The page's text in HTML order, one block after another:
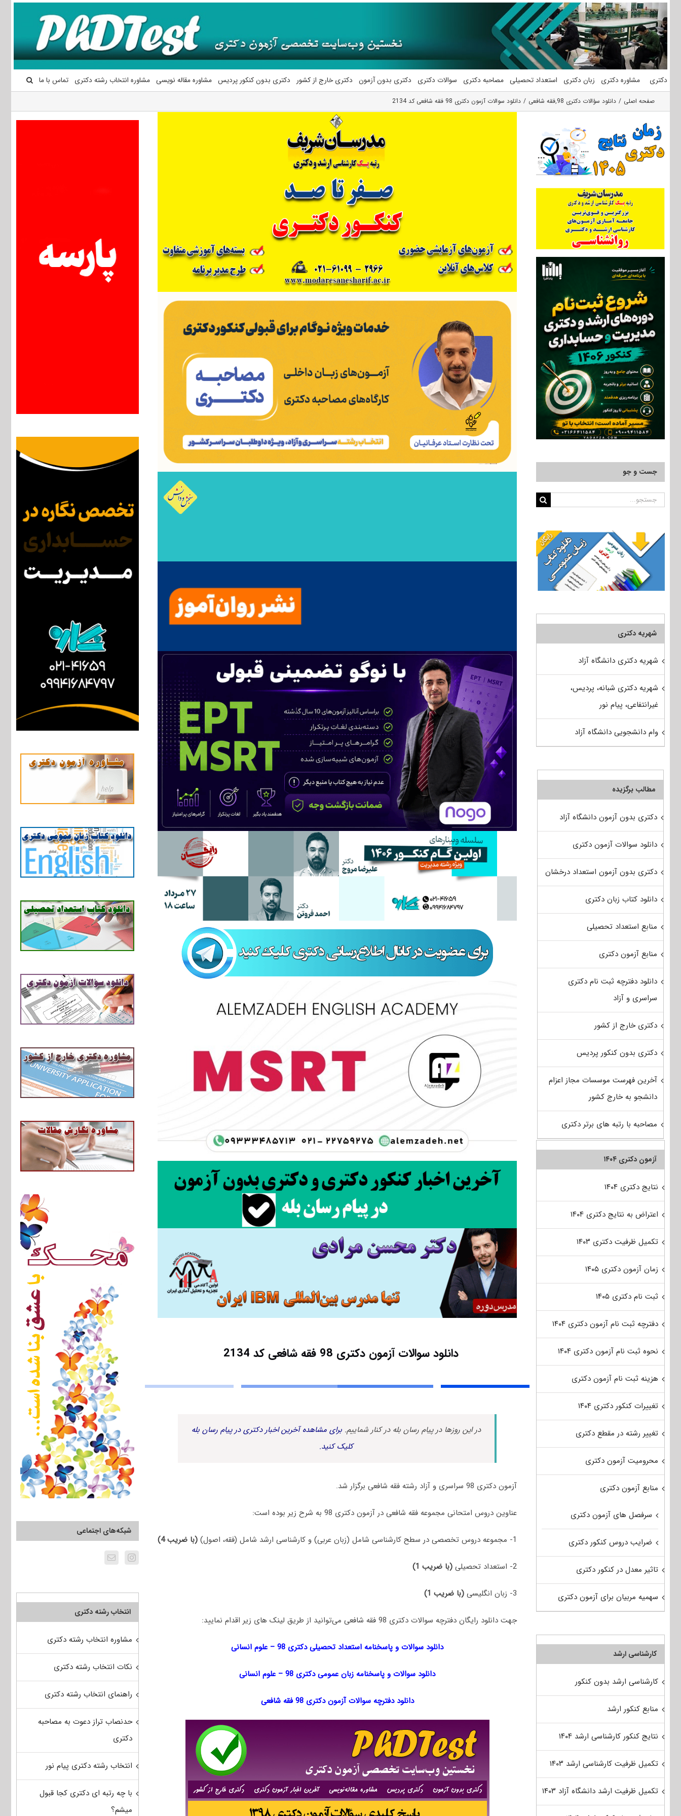
محتوا
دکتری مشاوره دکتری زبان دکتری استعداد تحصیلی مصاحبه دکتری سوالات دکتری دکتری بدون آزمون دکتری خارج از کشور دکتری بدون کنکور پردیس مشاوره مقاله نویسی مشاوره انتخاب رشته دکتری تماس با ما
صفحه اصلی دانلود سؤالات دکتری 98 ,فقه شافعی دانلود سوالات آزمون دکتری 98 فقه شافعی کد 2134
دانلود سوالات آزمون دکتری 98 فقه شافعی کد 2134
در این روزها در پیام رسان بله در کنار شماییم. برای مشاهده آخرین اخبار دکتری در پیام رسان بله
کلیک کنید.
آزمون دکتری 98 سراسری و آزاد رشته فقه شافعی برگزار شد.
عناوین دروس امتحانی مجموعه فقه شافعی در آزمون دکتری 98 به شرح زیر بوده است:
1- مجموعه دروس تخصصی در سطح کارشناسی شامل (زبان عربی) و کارشناسی ارشد شامل (فقه، اصول) (با ضریب 4)
2- استعداد تحصیلی (با ضریب 1)
3- زبان انگلیسی (با ضریب 1)
جهت دانلود رایگان دفترچه سوالات دکتری 98 فقه شافعی می‌توانید از طریق لینک های زیر اقدام نمایید:
دانلود سوالات و پاسخنامه استعداد تحصیلی دکتری 98 – علوم انسانی
دانلود سوالات و پاسخنامه زبان عمومی دکتری 98 – علوم انسانی
دانلود دفترچه سوالات آزمون دکتری 98 فقه شافعی
شبکه‌های اجتماعی
انتخاب رشته دکتری
مشاوره انتخاب رشته دکتری
نکات انتخاب رشته دکتری
راهنمای انتخاب رشته دکتری
حدنصاب تراز دعوت به مصاحبه
دکتری
انتخاب رشته دکتری پیام نور
با چه رتبه ای دکتری کجا قبول
میشم؟
جست و جو
جستجو
شهریه دکتری
شهریه دکتری دانشگاه آزاد
شهریه دکتری شبانه، پردیس،
غیرانتفاعی، پیام نور
وام دانشجویی دانشگاه آزاد
مطالب برگزیده
دکتری بدون آزمون دانشگاه آزاد
دانلود سوالات آزمون دکتری
دکتری بدون آزمون استعداد درخشان
دانلود کتاب زبان دکتری
منابع استعداد تحصیلی
منابع آزمون دکتری
دانلود دفترچه ثبت نام دکتری
سراسری و آزاد
دکتری خارج از کشور
دکتری بدون کنکور پردیس
آخرین فهرست موسسات مجاز اعزام
دانشجو به خارج کشور
مصاحبه با رتبه های برتر دکتری
آزمون دکتری ۱۴۰۴
نتایج دکتری ۱۴۰۴
اعتراض به نتایج دکتری ۱۴۰۴
تکمیل ظرفیت دکتری ۱۴۰۳
زمان آزمون دکتری ۱۴۰۵
ثبت نام دکتری ۱۴۰۵
دفترچه ثبت نام آزمون دکتری ۱۴۰۴
نحوه ثبت نام آزمون دکتری ۱۴۰۴
هزینه ثبت نام آزمون دکتری
تغییرات کنکور دکتری ۱۴۰۴
تغییر رشته در مقطع دکتری
محرومیت آزمون دکتری
منابع آزمون دکتری
سرفصل های آزمون دکتری
ضرایب دروس کنکور دکتری
تاثیر معدل در کنکور دکتری
سهمیه مربیان برای آزمون دکتری
کارشناسی ارشد
کارشناسی ارشد بدون کنکور
منابع کنکور ارشد
نتایج کنکور کارشناسی ارشد ۱۴۰۴
تکمیل ظرفیت کارشناسی ارشد ۱۴۰۳
تکمیل ظرفیت ارشد دانشگاه آزاد ۱۴۰۳